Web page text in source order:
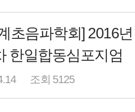
초음파학회] 2016
한일합동심포지엄
조회 5125